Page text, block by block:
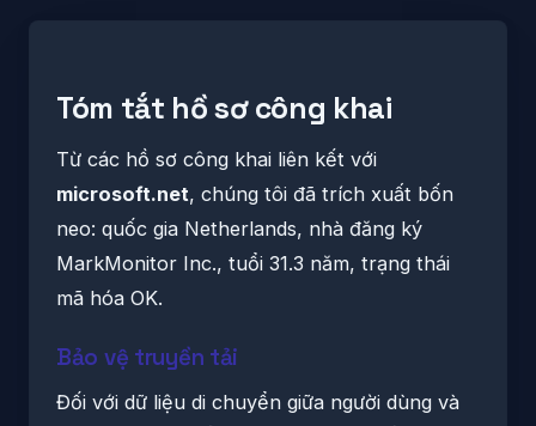
Tóm tắt hồ sơ công khai
Từ các hồ sơ công khai liên kết với
microsoft.net, chúng tôi đã trích xuất bốn
neo: quốc gia Netherlands, nhà đăng ký
MarkMonitor Inc., tuổi 31.3 năm, trạng thái
mã hóa OK.
Bảo vệ truyền tải
Đối với dữ liệu di chuyển giữa người dùng và